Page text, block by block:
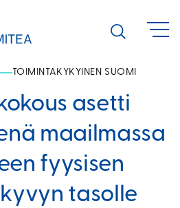
Avaa
haku
TOIMINTAKYKYINEN SUOMI
asetti
maailmassa
fyysisen
tasolle